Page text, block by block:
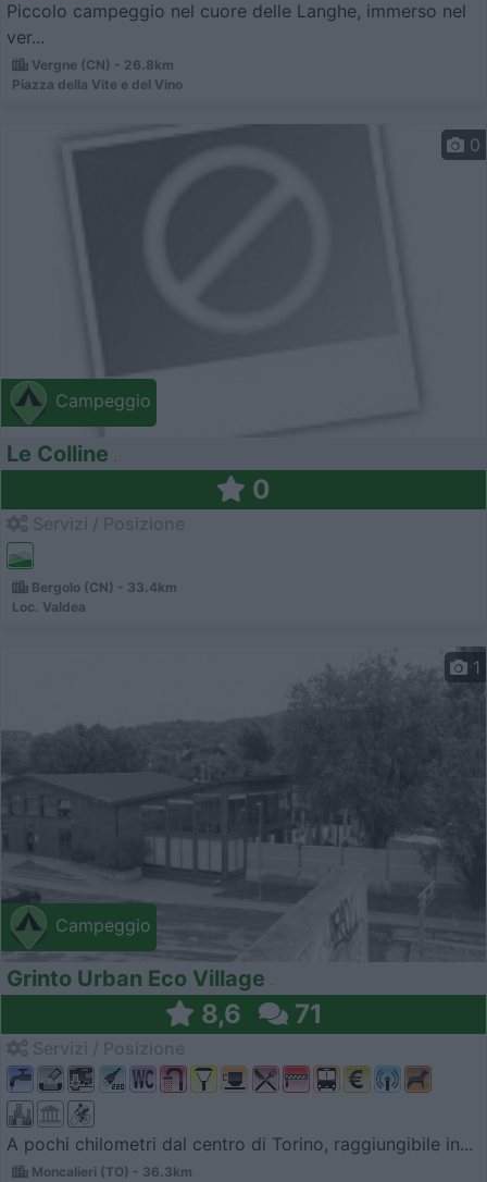
Piccolo campeggio nel cuore delle Langhe, immerso nel
ver...
Vergne (CN) - 26.8km
Piazza della Vite e del Vino
Campeggio
0
Le Colline
0
Bergolo (CN) - 33.4km
Loc. Valdea
Campeggio
1
Grinto Urban Eco Village
8,6 71
A pochi chilometri dal centro di Torino, raggiungibile in...
Moncalieri (TO) - 36.3km